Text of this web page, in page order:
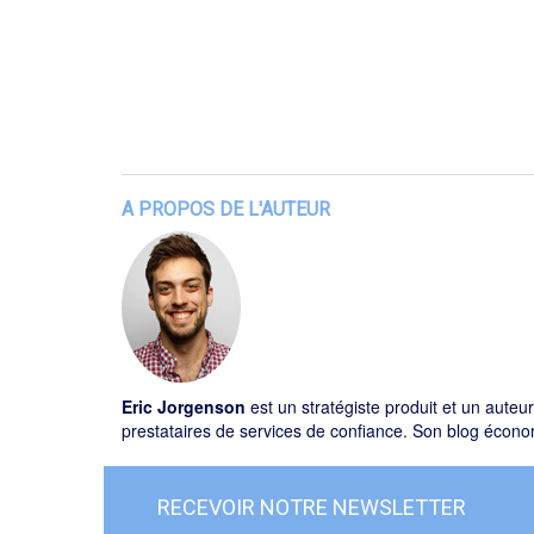
A PROPOS DE L'AUTEUR
Eric Jorgenson est un stratégiste produit et un
prestataires de services de confiance. Son blog
RECEVOIR NOTRE NEWSLETTER